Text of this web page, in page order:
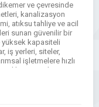
ve çevresinde
kanalizasyon
atıksu tahliye ve acil
sunan güvenilir bir
yüksek kapasiteli
iş yerleri, siteler,
işletmelere hızlı
Vidanjör,